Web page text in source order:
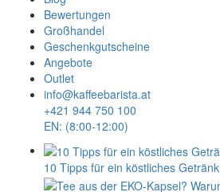
Bewertungen
Großhandel
Geschenkgutscheine
Angebote
Outlet
info@kaffeebarista.at
+421 944 750 100
EN: (8:00-12:00)
10 Tipps für ein köstliches Getränk